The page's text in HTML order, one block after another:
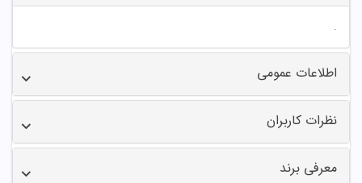
.
اطلاعات عمومی
نظرات کاربران
معرفی برند